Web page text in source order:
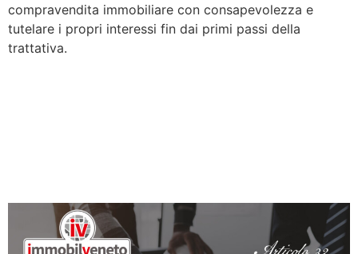
compravendita immobiliare con consapevolezza e
tutelare i propri interessi fin dai primi passi della
trattativa.